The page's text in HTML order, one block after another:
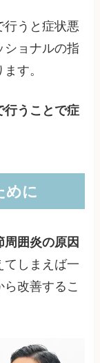
行うと症状悪
ショナルの指
す。
行うことで症
めに
囲炎の原因
てしまえば一
改善するこ